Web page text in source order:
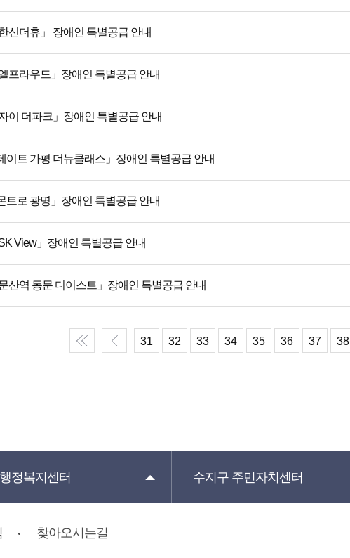
한신더휴」 장애인 특별공급 안내
엘프라우드」장애인 특별공급 안내
자이 더파크」장애인 특별공급 안내
이트 가평 더뉴클래스」장애인 특별공급 안내
트로 광명」장애인 특별공급 안내
SK View」장애인 특별공급 안내
문산역 동문 디이스트」장애인 특별공급 안내
31 32 33 34 35 36 37 38
행정복지센터 수지구 주민자치센터
찾아오시는길